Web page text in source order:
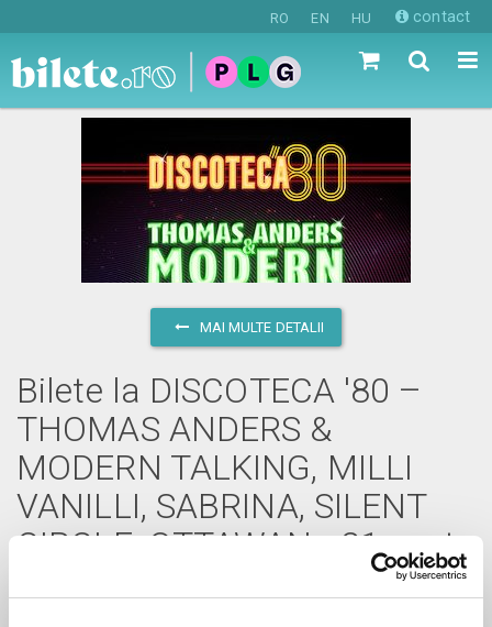
RO EN HU contact
MAI MULTE DETALII
Bilete la DISCOTECA '80 –
THOMAS ANDERS &
MODERN TALKING, MILLI
VANILLI, SABRINA, SILENT
CIRCLE, OTTAWAN - 21 sept